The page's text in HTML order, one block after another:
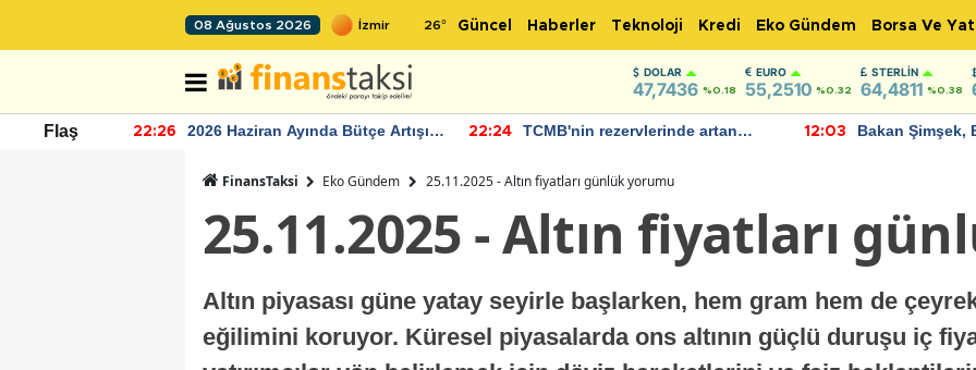
08 Ağustos 2026 26° Güncel Haberler Teknoloji Kredi Eko Gündem Borsa Ve
DOLAR
47,7436 %0.18
EURO
55,2510 %0.32
STERLIN
64,4811 %0.38
Flaş 22:26
2026 Haziran Ayında Bütçe Artışı
22:24
TCMB'nin rezervlerinde artan
12:03
Bakan Şimşek,
FinansTaksi Eko Gündem 25.11.2025 - Altın fiyatları günlük yorumu
25.11.2025 - Altın fiyatları
Altın piyasası güne yatay seyirle başlarken, hem gram hem de çeyrek
eğilimini koruyor. Küresel piyasalarda ons altının güçlü duruşu iç